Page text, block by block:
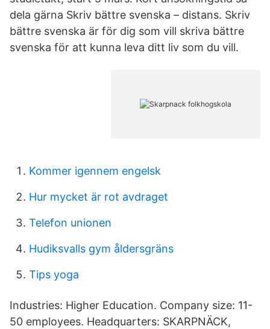
dela gärna Skriv bättre svenska – distans. Skriv
bättre svenska är för dig som vill skriva bättre
svenska för att kunna leva ditt liv som du vill.
Kommer igennem engelsk
Hur mycket är rot avdraget
Telefon unionen
Hudiksvalls gym åldersgräns
Tips yoga
Industries: Higher Education. Company size: 11-
50 employees. Headquarters: SKARPNÄCK,